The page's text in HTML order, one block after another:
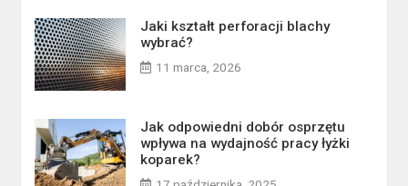
Jaki kształt perforacji blachy
wybrać?
11 marca, 2026
Jak odpowiedni dobór osprzętu
wpływa na wydajność pracy łyżki
koparek?